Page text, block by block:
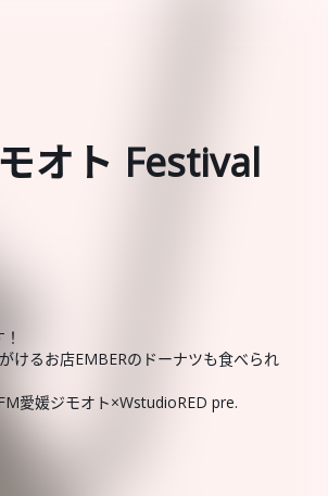
オト Festival
けるお店EMBERのドーナツも食べられ
愛媛ジモオト×WstudioRED pre.